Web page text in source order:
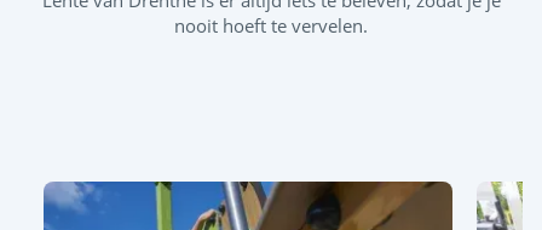
nooit hoeft te vervelen.